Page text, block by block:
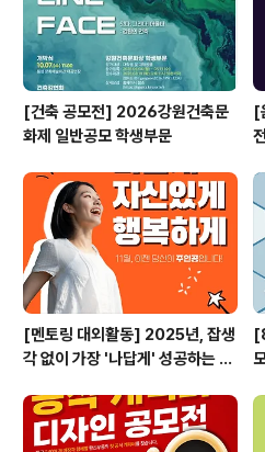
[건축 공모전] 2026강원건축문
화제 일반공모 학생부문
[
전
[멘토링 대외활동] 2025년, 잡생
각 없이 가장 '나답게' 성공하는 법